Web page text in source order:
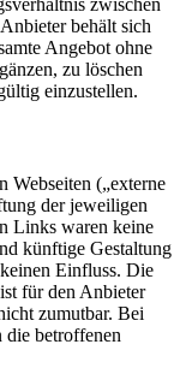
behält sich
Angebot ohne
zu löschen
einzustellen.
Webseiten („externe
der jeweiligen
Links waren keine
künftige Gestaltung
Einfluss. Die
für den Anbieter
zumutbar. Bei
die betroffenen